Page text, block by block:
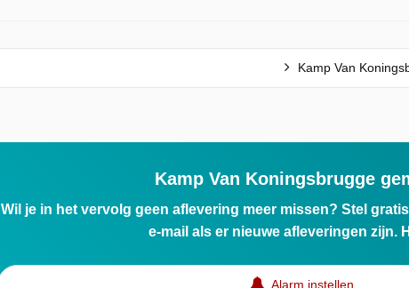
Kamp Van
Kamp Van Koningsbrugge
Wil je in het vervolg geen aflevering meer missen? Stel
e-mail als er nieuwe afleveringen zijn.
Alarm instellen